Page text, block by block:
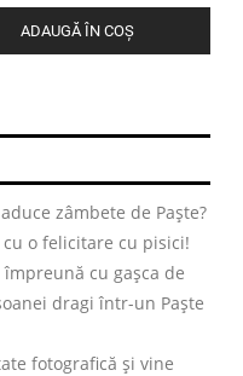
ADAUGĂ ÎN COȘ
zâmbete de Paște?
o felicitare cu pisici!
cu gașca de
dragi într-un Paște
fotografică și vine